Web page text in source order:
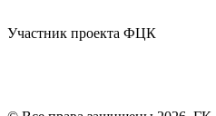
Участник проекта ФЦК